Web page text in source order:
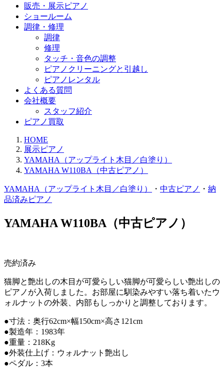
販売・展示ピアノ
ショールーム
調律・修理
調律
修理
タッチ・音色の調整
ピアノクリーニングと引越し
ピアノレンタル
よくある質問
会社概要
スタッフ紹介
ピアノ買取
HOME
展示ピアノ
YAMAHA（アップライト木目／白塗り）
YAMAHA W110BA（中古ピアノ）
YAMAHA（アップライト木目／白塗り） ・ 中古ピアノ ・ 納
品済みピアノ
YAMAHA W110BA（中古ピアノ）
売約済み
猫脚と艶出しの木目が可愛らしい猫脚が可愛らしい艶出しの
ピアノが入荷しました。お部屋に馴染みやすい落ち着いたウ
ォルナットの外装、内部もしっかりと調整しております。
●寸法：奥行62cm×幅150cm×高さ121cm
●製造年：1983年
●重量：218Kg
●外装仕上げ：ウォルナット艶出し
●ペダル：3本